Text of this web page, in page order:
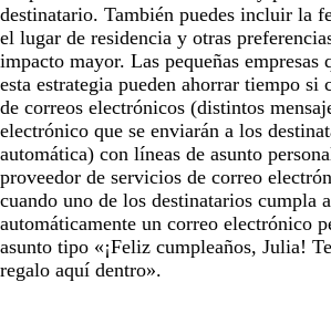
destinatario. También puedes incluir la
el lugar de residencia y otras
impacto mayor. Las pequeñas empresas
esta estrategia pueden ahorrar tiempo si
de correos electrónicos (distintos
electrónico que se enviarán a los
automática) con líneas de asunto
proveedor de servicios de correo
cuando uno de los destinatarios cumpla
automáticamente un correo electrónico
asunto tipo «¡Feliz cumpleaños, Julia!
regalo aquí dentro».